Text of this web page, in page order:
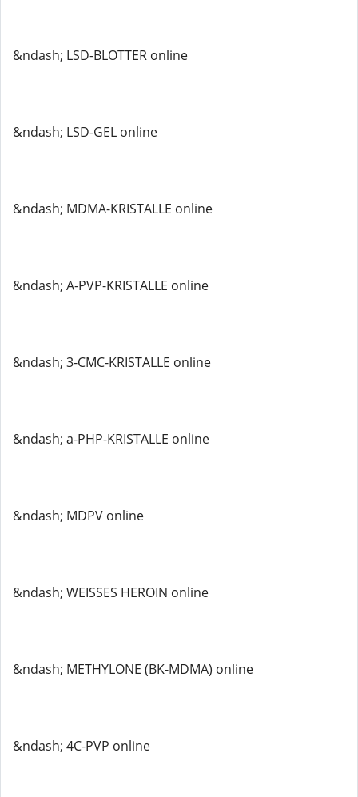
&ndash; LSD-BLOTTER online
&ndash; LSD-GEL online
&ndash; MDMA-KRISTALLE online
&ndash; A-PVP-KRISTALLE online
&ndash; 3-CMC-KRISTALLE online
&ndash; a-PHP-KRISTALLE online
&ndash; MDPV online
&ndash; WEISSES HEROIN online
&ndash; METHYLONE (BK-MDMA) online
&ndash; 4C-PVP online